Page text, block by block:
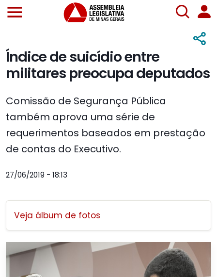
Índice de suicídio entre
militares preocupa deputados
Comissão de Segurança Pública
também aprova uma série de
requerimentos baseados em prestação
de contas do Executivo.
27/06/2019 - 18:13
Veja álbum de fotos